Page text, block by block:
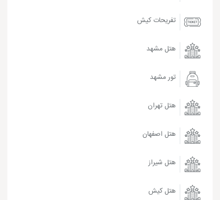
تفریحات کیش
هتل مشهد
تور مشهد
هتل تهران
هتل اصفهان
هتل شیراز
هتل کیش